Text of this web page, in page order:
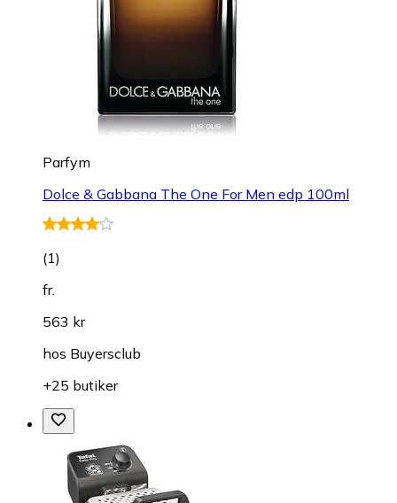
Parfym
Dolce & Gabbana The One For Men edp 100ml
(1)
fr.
563 kr
hos Buyersclub
+25 butiker